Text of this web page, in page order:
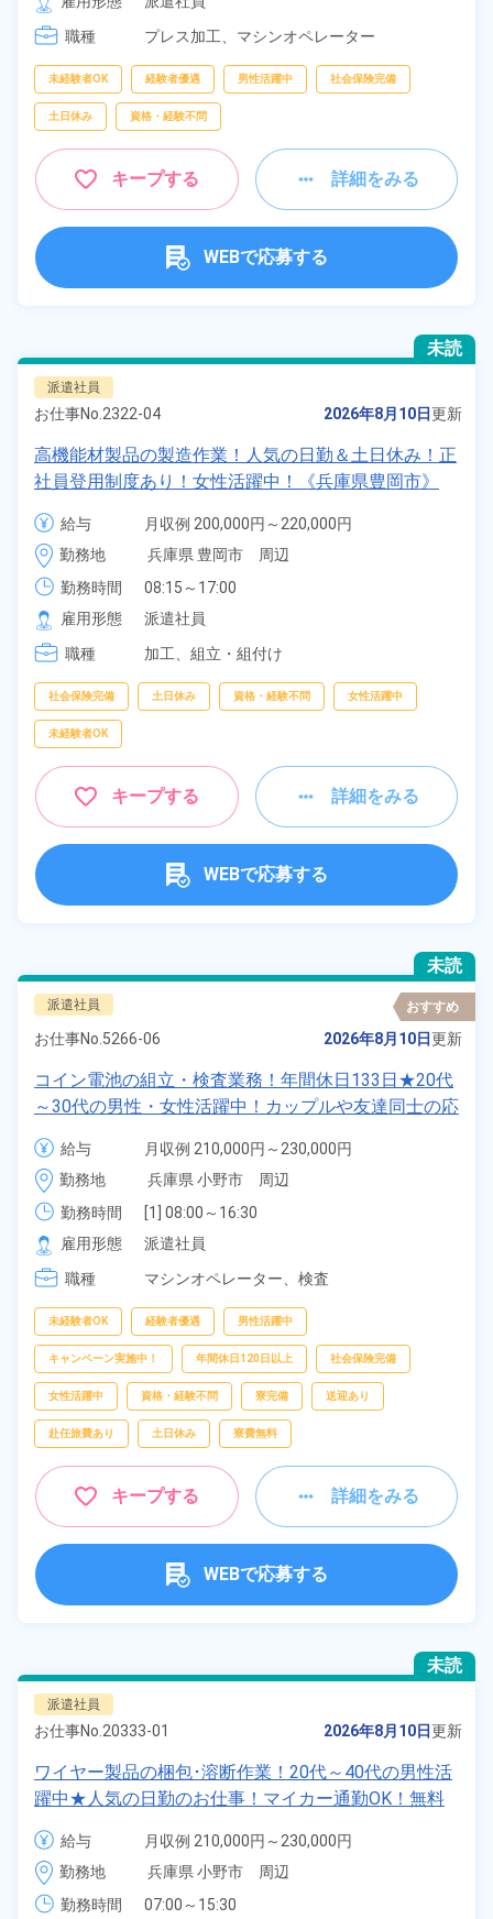
職種
プレス加工、 マシンオペレーター
未経験者OK 経験者優遇 男性活躍中 社会保険完備
土日休み 資格・経験不問
キープする 詳細をみる
WEBで応募する
未読
派遣社員
お仕事No. 2322-04 2026年8月10日更新
高機能材製品の製造作業！人気の日勤＆土日休み！正
社員登用制度あり！女性活躍中！《兵庫県豊岡市》
給与
月収例 200,000円～220,000円
時給 1,200円～1,200円
勤務地
兵庫県 豊岡市　周辺
勤務時間
08:15～17:00
雇用形態
派遣社員
職種
加工、 組立・組付け
社会保険完備 土日休み 資格・経験不問 女性活躍中
未経験者OK
キープする 詳細をみる
WEBで応募する
未読
派遣社員 おすすめ
お仕事No. 5266-06 2026年8月10日更新
コイン電池の組立・検査業務！年間休日133日★20代
～30代の男性・女性活躍中！カップルや友達同士の応
募歓迎！寮費無料★ワンルーム寮完備！赴任旅費会社
負担あり◎《兵庫県小野市》
給与
月収例 210,000円～230,000円
時給 1,250円～1,250円
勤務地
兵庫県 小野市　周辺
勤務時間
[1] 08:00～16:30
[2] 16:00～00:30
[3] 00:00～08:30
雇用形態
派遣社員
職種
マシンオペレーター、 検査
未経験者OK 経験者優遇 男性活躍中
キャンペーン実施中！ 年間休日120日以上 社会保険完備
女性活躍中 資格・経験不問 寮完備 送迎あり
赴任旅費あり 土日休み 寮費無料
キープする 詳細をみる
WEBで応募する
未読
派遣社員
お仕事No. 20333-01 2026年8月10日更新
ワイヤー製品の梱包･溶断作業！20代～40代の男性活
躍中★人気の日勤のお仕事！マイカー通勤OK！無料
駐車場あり！土日休み！《兵庫県小野市》
給与
月収例 210,000円～230,000円
時給 1,250円～1,250円
勤務地
兵庫県 小野市　周辺
勤務時間
07:00～15:30